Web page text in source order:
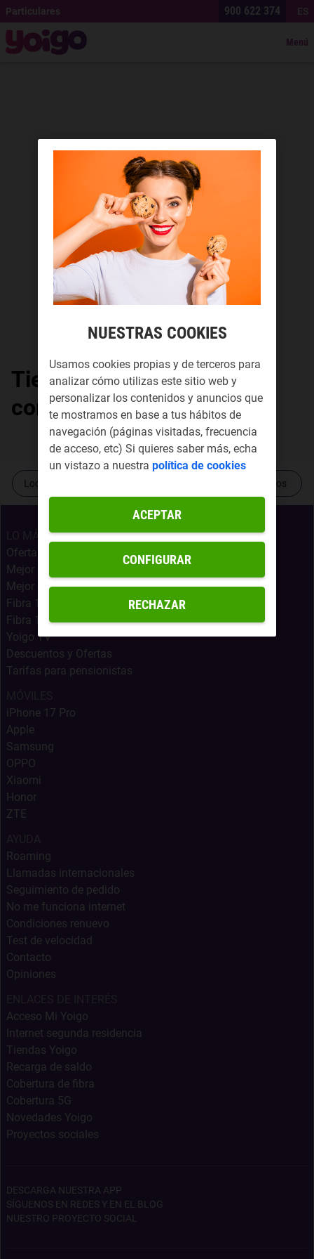
Particulares 900 622 374 ES
Menú
Tiendas Yoigo por
comunidad autónoma
Localiza tu tienda más cercana Contacta con nosotros
LO MÁS BUSCADO
Ofertas Internet Móvil
Mejor Oferta Fibra
Mejor oferta fibra, móvil y Netflix
Fibra 1Gb + Móvil Infinito
Fibra 1Gb
Yoigo TV
Descuentos y Ofertas
Tarifas para pensionistas
iPhone 17 Pro
Apple
Samsung
OPPO
Xiaomi
Honor
ZTE
Roaming
Llamadas internacionales
Seguimiento de pedido
No me funciona internet
Condiciones renuevo
Test de velocidad
Contacto
Opiniones
Acceso Mi Yoigo
Internet segunda residencia
Tiendas Yoigo
Recarga de saldo
Cobertura de fibra
Cobertura 5G
Novedades Yoigo
Proyectos sociales
DESCARGA NUESTRA APP
SÍGUENOS EN REDES Y EN EL BLOG
NUESTRO PROYECTO SOCIAL
NUESTRAS COOKIES
Usamos cookies propias y de terceros para
analizar cómo utilizas este sitio web y
personalizar los contenidos y anuncios que
te mostramos en base a tus hábitos de
navegación (páginas visitadas, frecuencia
de acceso, etc) Si quieres saber más, echa
un vistazo a nuestra política de cookies
RECHAZAR
ACEPTAR
CONFIGURAR